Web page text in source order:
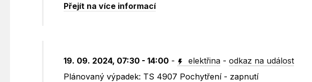
Přejít na více informací
19. 09. 2024, 07:30 - 14:00 - elektřina -odkaz na událost
Plánovaný výpadek: TS 4907 Pochytření - zapnutí